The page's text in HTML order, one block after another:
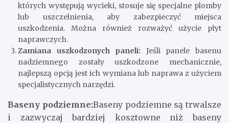
których występują wycieki, stosuje się specjalne plomby
lub uszczelnienia, aby zabezpieczyć miejsca
uszkodzenia. Można również rozważyć użycie płyt
naprawczych.
Zamiana uszkodzonych paneli: Jeśli panele basenu
nadziemnego zostały uszkodzone mechanicznie,
najlepszą opcją jest ich wymiana lub naprawa z użyciem
specjalistycznych narzędzi.
Baseny podziemne:Baseny podziemne są trwalsze
i zazwyczaj bardziej kosztowne niż baseny